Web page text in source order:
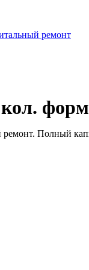
ремонт
ремонт. Полный